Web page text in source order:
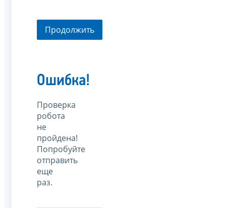
Продолжить
Ошибка!
Проверка
робота
не
пройдена!
Попробуйте
отправить
еще
раз.